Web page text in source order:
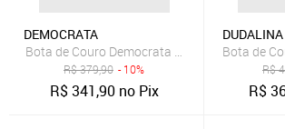
DEMOCRATA
Bota de Couro Democrata Recortes Café
R$379,90 - 10%
R$341,90no Pix
DUDALINA
Bota de
R$
R$